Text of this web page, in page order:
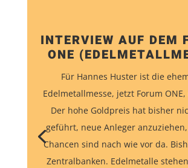
INTERVIEW AUF DEM
ONE
Für Hannes Huster ist die
Edelmetallmesse, jetzt Forum
Der hohe Goldpreis hat bisher
geführt, neue Anleger
Chancen sind nach wie vor da.
Zentralbanken. Edelmetalle